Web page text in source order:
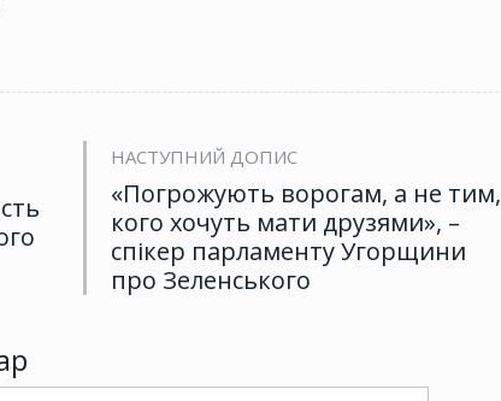
НАСТУПНИЙ ДОПИС
«Погрожують ворогам, а не тим,
кого хочуть мати друзями», –
спікер парламенту Угорщини
про Зеленського